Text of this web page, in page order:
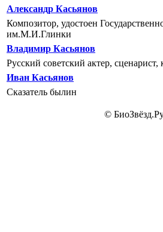
Александр Касьянов
Композитор, удостоен
им.М.И.Глинки
Владимир Касьянов
Русский советский актер, сценарист,
Иван Касьянов
Сказатель былин
©